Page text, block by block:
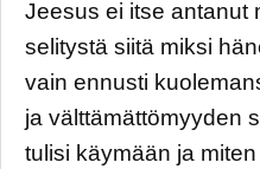
Jeesus ei itse antanut
selitystä siitä miksi
vain ennusti
ja välttämättömyyden
tulisi käymään ja